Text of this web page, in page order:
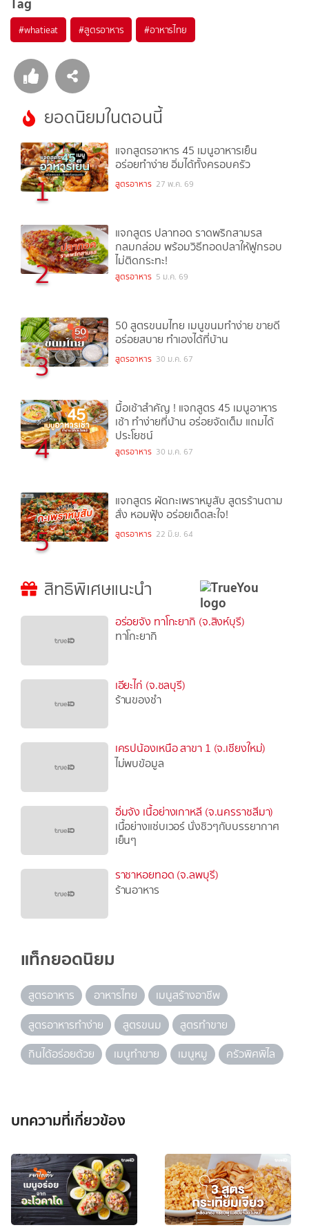
#whatieat #สูตรอาหาร #อาหารไทย
ยอดนิยมในตอนนี้
1
แจกสูตรอาหาร 45 เมนูอาหารเย็น
อร่อยทำง่าย อิ่มได้ทั้งครอบครัว
สูตรอาหาร 27 พ.ค. 69
2
แจกสูตร ปลาทอด ราดพริกสามรส
กลมกล่อม พร้อมวิธีทอดปลาให้ฟูกรอบ
ไม่ติดกระทะ!
สูตรอาหาร 5 ม.ค. 69
3
50 สูตรขนมไทย เมนูขนมทำง่าย ขายดี
อร่อยสบาย ทำเองได้ที่บ้าน
สูตรอาหาร 30 ม.ค. 67
4
มื้อเช้าสำคัญ ! แจกสูตร 45 เมนูอาหาร
เช้า ทำง่ายที่บ้าน อร่อยจัดเต็ม แถมได้
ประโยชน์
สูตรอาหาร 30 ม.ค. 67
5
แจกสูตร ผัดกะเพราหมูสับ สูตรร้านตาม
สั่ง หอมฟุ้ง อร่อยเด็ดสะใจ!
สูตรอาหาร 22 มิ.ย. 64
สิทธิพิเศษแนะนำ
อร่อยจัง ทาโกะยากิ (จ.สิงห์บุรี)
ทาโกะยากิ
เอียะไก่ (จ.ชลบุรี)
ร้านของชำ
เครปน้องเหนือ สาขา 1 (จ.เชียงใหม่)
ไม่พบข้อมูล
อิ่มจัง เนื้อย่างเกาหลี (จ.นครราชสีมา)
เนื้อย่างแซ่บเวอร์ นั่งชิวๆกับบรรยากาศ
เย็นๆ
ราชาหอยทอด (จ.ลพบุรี)
ร้านอาหาร
แท็กยอดนิยม
สูตรอาหาร อาหารไทย
เมนูสร้างอาชีพ
สูตรอาหารทำง่าย
สูตรขนม
สูตรทำขาย
กินได้อร่อยด้วย
เมนูทำขาย เมนูหมู ครัวพิศพิไล
บทความที่เกี่ยวข้อง